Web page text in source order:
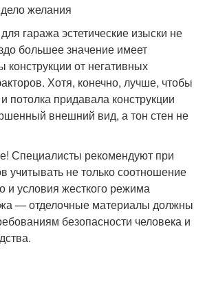
желания
гаража эстетические изыски не
большее значение имеет
конструкции от негативных
Хотя, конечно, лучше, чтобы
потолка придавала конструкции
внешний вид, а тон стен не
Специалисты рекомендуют при
учитывать не только соотношение
и условия жесткого режима
— отделочные материалы должны
безопасности человека и